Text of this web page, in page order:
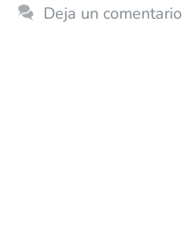
Deja un comentario